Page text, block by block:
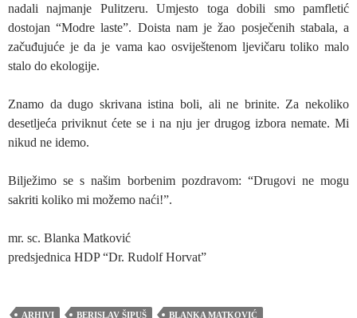
nadali najmanje Pulitzeru. Umjesto toga dobili smo pamfletić
dostojan “Modre laste”. Doista nam je žao posječenih stabala, a
začuđujuće je da je vama kao osviještenom ljevičaru toliko malo
stalo do ekologije.
Znamo da dugo skrivana istina boli, ali ne brinite. Za nekoliko
desetljeća priviknut ćete se i na nju jer drugog izbora nemate. Mi
nikud ne idemo.
Bilježimo se s našim borbenim pozdravom: “Drugovi ne mogu
sakriti koliko mi možemo naći!”.
mr. sc. Blanka Matković
predsjednica HDP “Dr. Rudolf Horvat”
ARHIVI BERISLAV ŠIPUŠ
BLANKA MATKOVIĆ